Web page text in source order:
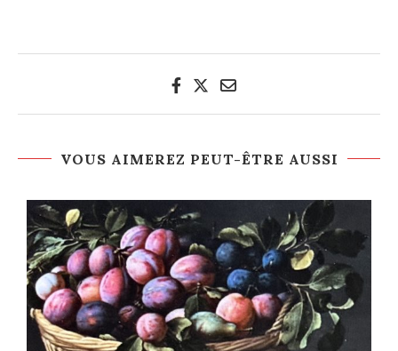
VOUS AIMEREZ PEUT-ÊTRE AUSSI